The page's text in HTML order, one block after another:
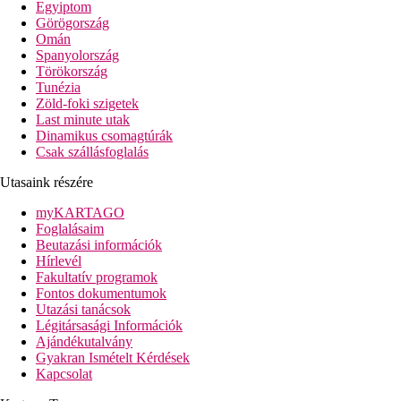
lelőhelye kb. 10 km-re, Kassope kb. 7 km-re található, ahonnan
lenyűgöző kilátás nyílik az Ambrákiai-öbölre és a Jón-tengerre.
A létestímény kiváltságos helyen, közvetlenül a tengerparton, a
Földközi-tenger leghosszabb partszakaszával rendelkező, hosszú
Kastrosukia strandon épült, és egy hatalmas, dús növényzetű
kert öleli körül. A közeli Kanali város (kb. 2 km) festői
tavernáiban a vendégek a helyi gasztronómiai különlegességeket
is kipróbálhatják.
Szálloda távolsága
távolság a tengerparttól: közvetlen
távolság a repülőtértől: kb. 20 km
távolság a központtól: kb. 18 km
távolság a bevásárlási lehetőségektől: közelben
Szobák felszereltsége
Szobák
légkondicionáló
SAT-TV, telefon
Wi-Fi ingyenesen
kis hűtőszekrény
széf
fürdőszoba (fürdőkád vagy zuhanyozó, hajszárító, WC)
kertre néző balkon vagy terasz
Egyiptom
Görögország
Omán
Spanyolország
Törökország
Tunézia
Zöld-foki szigetek
Last minute utak
Dinamikus csomagtúrák
Csak szállásfoglalás
Utasaink részére
myKARTAGO
Foglalásaim
Beutazási információk
Hírlevél
Fakultatív programok
Fontos dokumentumok
Utazási tanácsok
Légitársasági Információk
Ajándékutalvány
Gyakran Ismételt Kérdések
Kapcsolat